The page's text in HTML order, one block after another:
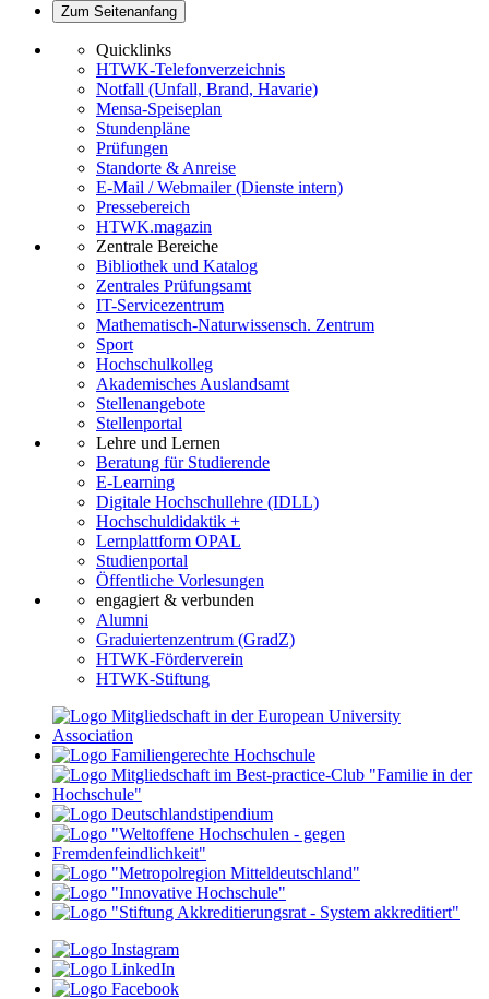
Zum Seitenanfang
Quicklinks
HTWK-Telefonverzeichnis
Notfall (Unfall, Brand, Havarie)
Mensa-Speiseplan
Stundenpläne
Prüfungen
Standorte & Anreise
E-Mail / Webmailer (Dienste intern)
Pressebereich
HTWK.magazin
Zentrale Bereiche
Bibliothek und Katalog
Zentrales Prüfungsamt
IT-Servicezentrum
Mathematisch-Naturwissensch. Zentrum
Sport
Hochschulkolleg
Akademisches Auslandsamt
Stellenangebote
Stellenportal
Lehre und Lernen
Beratung für Studierende
E-Learning
Digitale Hochschullehre (IDLL)
Hochschuldidaktik +
Lernplattform OPAL
Studienportal
Öffentliche Vorlesungen
engagiert & verbunden
Alumni
Graduiertenzentrum (GradZ)
HTWK-Förderverein
HTWK-Stiftung